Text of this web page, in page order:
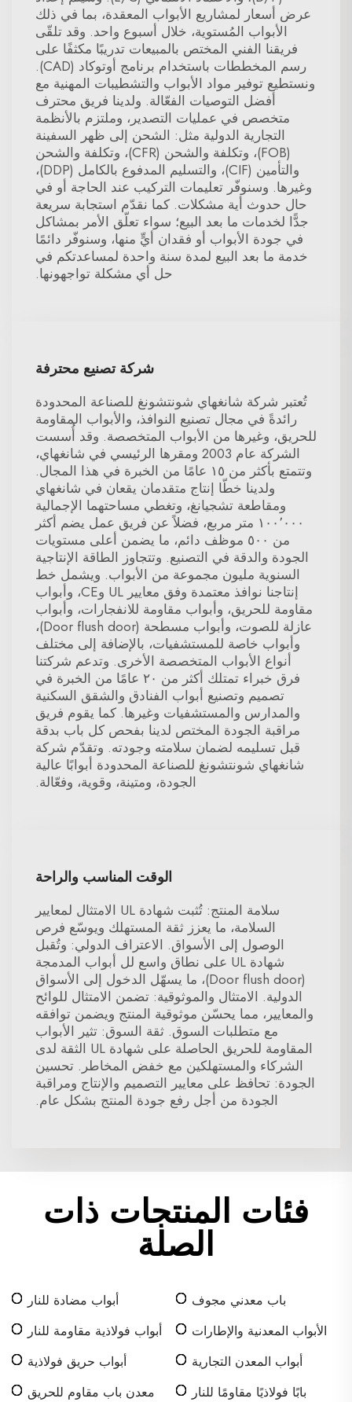
عرض أسعار لمشاريع الأبواب المعقدة، بما في ذلك
الأبواب المُستوية، خلال أسبوع واحد. وقد تلقّى
فريقنا الفني المختص بالمبيعات تدريبًا مكثفًا على
رسم المخططات باستخدام برنامج أوتوكاد (CAD).
ونستطيع توفير مواد الأبواب والتشطيبات المهنية مع
أفضل التوصيات الفعّالة. ولدينا فريق محترف
متخصص في عمليات التصدير، وملتزم بالأنظمة
التجارية الدولية مثل: الشحن إلى ظهر السفينة
(FOB)، وتكلفة والشحن (CFR)، وتكلفة والشحن
والتأمين (CIF)، والتسليم المدفوع بالكامل (DDP)،
وغيرها. وسنوفّر تعليمات التركيب عند الحاجة أو في
حال حدوث أية مشكلات. كما نقدّم استجابة سريعة
جدًّا لخدمات ما بعد البيع؛ سواء تعلّق الأمر بمشاكل
في جودة الأبواب أو فقدان أيٍّ منها، وسنوفّر دائمًا
خدمة ما بعد البيع لمدة سنة واحدة لمساعدتكم في
حل أي مشكلة تواجهونها.
شركة تصنيع محترفة
تُعتبر شركة شانغهاي شونتشونغ للصناعة المحدودة
رائدةً في مجال تصنيع النوافذ، والأبواب المقاومة
للحريق، وغيرها من الأبواب المتخصصة. وقد أُسست
الشركة عام 2003 ومقرها الرئيسي في شانغهاي،
وتتمتع بأكثر من ١٥ عامًا من الخبرة في هذا المجال.
ولدينا خطّا إنتاج متقدمان يقعان في شانغهاي
ومقاطعة تشجيانغ، وتغطي مساحتهما الإجمالية
١٠٠٬٠٠٠ متر مربع، فضلاً عن فريق عمل يضم أكثر
من ٥٠٠ موظف دائم، ما يضمن أعلى مستويات
الجودة والدقة في التصنيع. وتتجاوز الطاقة الإنتاجية
السنوية مليون مجموعة من الأبواب. ويشمل خط
إنتاجنا نوافذ معتمدة وفق معايير UL وCE، وأبواب
مقاومة للحريق، وأبواب مقاومة للانفجارات، وأبواب
عازلة للصوت، وأبواب مسطحة (Door flush door)،
وأبواب خاصة للمستشفيات، بالإضافة إلى مختلف
أنواع الأبواب المتخصصة الأخرى. وتدعم شركتنا
فرق خبراء تمتلك أكثر من ٢٠ عامًا من الخبرة في
تصميم وتصنيع أبواب الفنادق والشقق السكنية
والمدارس والمستشفيات وغيرها. كما يقوم فريق
مراقبة الجودة المختص لدينا بفحص كل باب بدقة
قبل تسليمه لضمان سلامته وجودته. وتقدّم شركة
شانغهاي شونتشونغ للصناعة المحدودة أبوابًا عالية
الجودة، ومتينة، وقوية، وفعّالة.
الوقت المناسب والراحة
سلامة المنتج: تُثبت شهادة UL الامتثال لمعايير
السلامة، ما يعزز ثقة المستهلك ويوسّع فرص
الوصول إلى الأسواق. الاعتراف الدولي: وتُقبل
شهادة UL على نطاق واسع لل أبواب المدمجة
(Door flush door)، ما يسهّل الدخول إلى الأسواق
الدولية. الامتثال والموثوقية: تضمن الامتثال للوائح
والمعايير، مما يحسّن موثوقية المنتج ويضمن توافقه
مع متطلبات السوق. ثقة السوق: تثير الأبواب
المقاومة للحريق الحاصلة على شهادة UL الثقة لدى
الشركاء والمستهلكين مع خفض المخاطر. تحسين
الجودة: تحافظ على معايير التصميم والإنتاج ومراقبة
الجودة من أجل رفع جودة المنتج بشكل عام.
فئات المنتجات ذات
الصلة
باب معدني مجوف
أبواب مضادة للنار
الأبواب المعدنية والإطارات
أبواب فولاذية مقاومة للنار
أبواب المعدن التجارية
أبواب حريق فولاذية
بابًا فولاذيًا مقاومًا للنار
معدن باب مقاوم للحريق